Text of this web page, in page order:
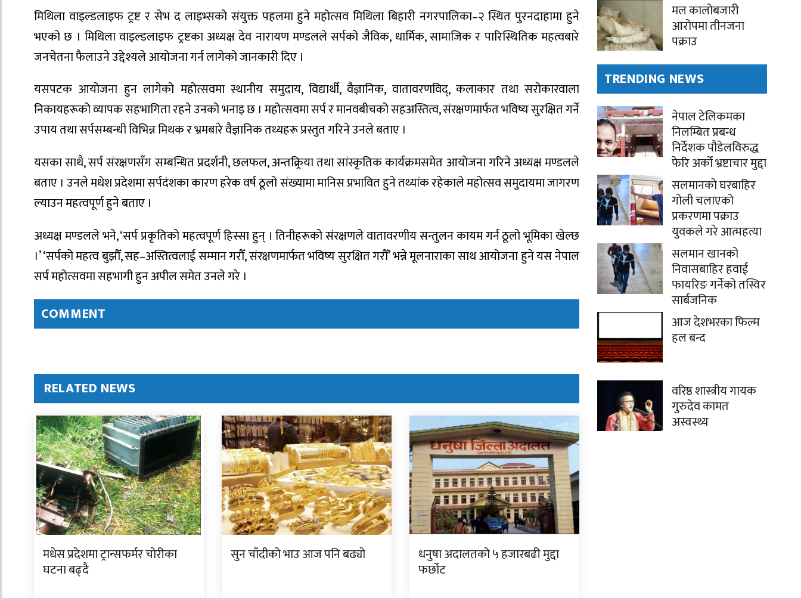
मिथिला वाइल्डलाइफ ट्रष्ट र सेभ द लाइभ्सको संयुक्त पहलमा हुने महोत्सव मिथिला बिहारी नगरपालिका–२ स्थित पुरनदाहामा हुने
भएको छ । मिथिला वाइल्डलाइफ ट्रष्टका अध्यक्ष देव नारायण मण्डलले सर्पको जैविक, धार्मिक, सामाजिक र पारिस्थितिक महत्वबारे
जनचेतना फैलाउने उद्देश्यले आयोजना गर्न लागेको जानकारी दिए ।
यसपटक आयोजना हुन लागेको महोत्सवमा स्थानीय समुदाय, विद्यार्थी, वैज्ञानिक, वातावरणविद्, कलाकार तथा सरोकारवाला
निकायहरूको व्यापक सहभागिता रहने उनको भनाइ छ । महोत्सवमा सर्प र मानवबीचको सहअस्तित्व, संरक्षणमार्फत भविष्य सुरक्षित गर्ने
उपाय तथा सर्पसम्बन्धी विभिन्न मिथक र भ्रमबारे वैज्ञानिक तथ्यहरू प्रस्तुत गरिने उनले बताए ।
यसका साथै, सर्प संरक्षणसँग सम्बन्धित प्रदर्शनी, छलफल, अन्तक्र्रिया तथा सांस्कृतिक कार्यक्रमसमेत आयोजना गरिने अध्यक्ष मण्डलले
बताए । उनले मधेश प्रदेशमा सर्पदंशका कारण हरेक वर्ष ठूलो संख्यामा मानिस प्रभावित हुने तथ्यांक रहेकाले महोत्सव समुदायमा जागरण
ल्याउन महत्वपूर्ण हुने बताए ।
अध्यक्ष मण्डलले भने, ‘सर्प प्रकृतिको महत्वपूर्ण हिस्सा हुन् । तिनीहरूको संरक्षणले वातावरणीय सन्तुलन कायम गर्न ठूलो भूमिका खेल्छ
।’ ‘सर्पको महत्व बुझौँ, सह–अस्तित्वलाई सम्मान गरौँ, संरक्षणमार्फत भविष्य सुरक्षित गरौँ’ भन्ने मूलनाराका साथ आयोजना हुने यस नेपाल
सर्प महोत्सवमा सहभागी हुन अपील समेत उनले गरे ।
COMMENT
RELATED NEWS
मधेस प्रदेशमा ट्रान्सफर्मर चोरीका
घटना बढ्दै
सुन चाँदीको भाउ आज पनि बढ्यो धनुषा अदालतको ५ हजारबढी मुद्दा
फर्छोट
मल कालोबजारी
आरोपमा तीनजना
पक्राउ
TRENDING NEWS
नेपाल टेलिकमका
निलम्बित प्रबन्ध
निर्देशक पौडेलविरुद्ध
फेरि अर्को भ्रष्टाचार मुद्दा
सलमानको घरबाहिर
गोली चलाएको
प्रकरणमा पक्राउ
युवकले गरे आत्महत्या
सलमान खानको
निवासबाहिर हवाई
फायरिङ गर्नेको तस्विर
सार्बजनिक
आज देशभरका फिल्म
हल बन्द
वरिष्ठ शास्त्रीय गायक
गुरुदेव कामत
अस्वस्थ्य